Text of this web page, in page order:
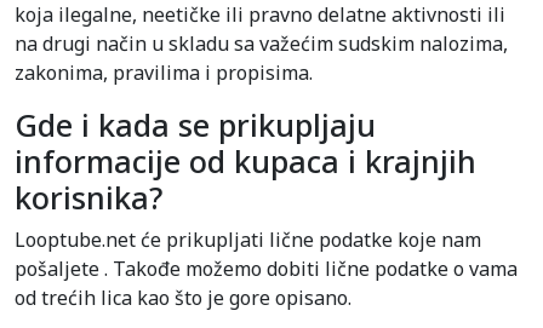
koja ilegalne, neetičke ili pravno delatne aktivnosti ili
na drugi način u skladu sa važećim sudskim nalozima,
zakonima, pravilima i propisima.
Gde i kada se prikupljaju
informacije od kupaca i krajnjih
korisnika?
Looptube.net će prikupljati lične podatke koje nam
pošaljete . Takođe možemo dobiti lične podatke o vama
od trećih lica kao što je gore opisano.